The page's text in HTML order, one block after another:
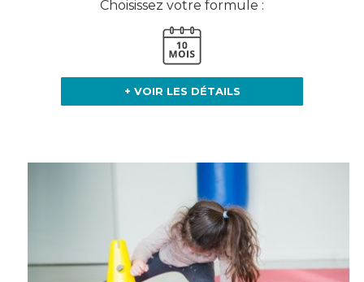
Choisissez votre formule :
+ VOIR LES DÉTAILS